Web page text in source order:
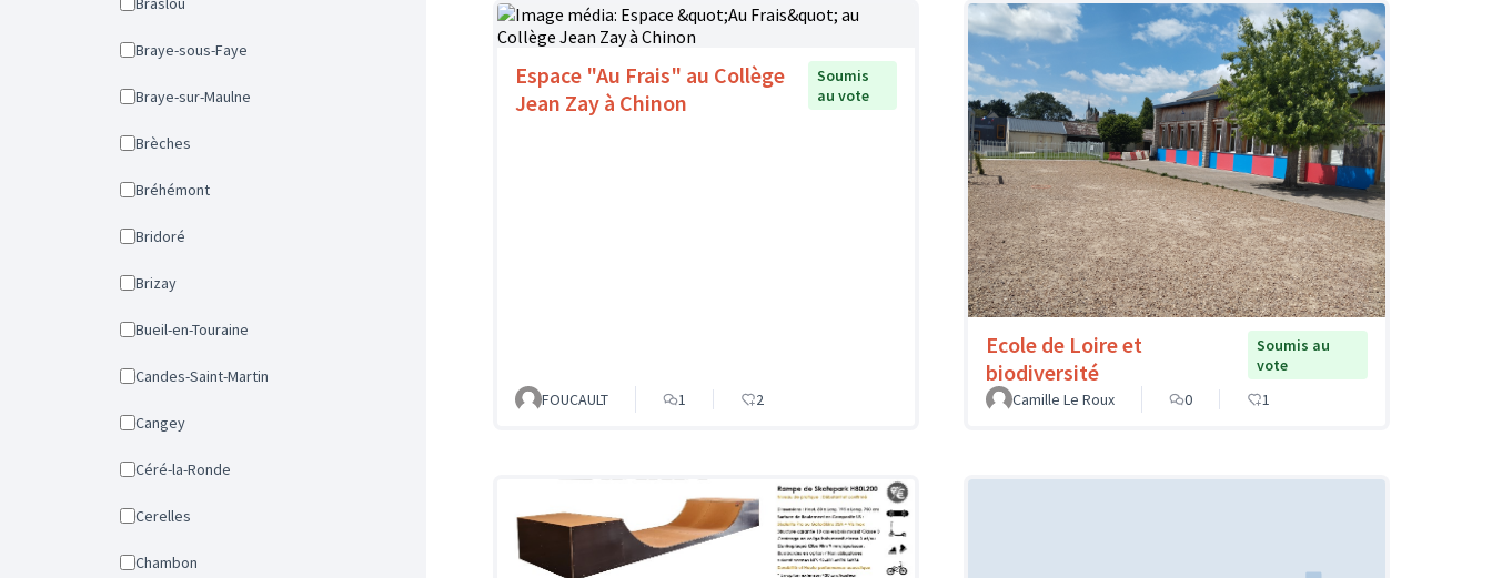
Braye-sous-Faye
Braye-sur-Maulne
Brèches
Bréhémont
Bridoré
Brizay
Bueil-en-Touraine
Candes-Saint-Martin
Cangey
Céré-la-Ronde
Cerelles
Chambon
Espace "Au Frais" au Collège
Jean Zay à Chinon
Soumis
au vote
FOUCAULT 1 2
Ecole de Loire et
biodiversité
Soumis au
vote
Camille Le Roux
0 1